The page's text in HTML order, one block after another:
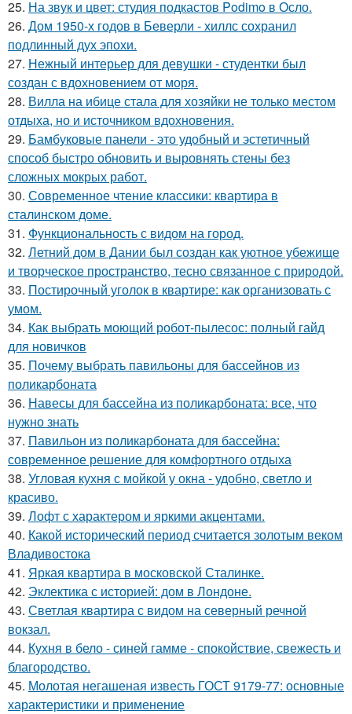
25. На звук и цвет: студия подкастов Podimo в Осло.
26. Дом 1950-х годов в Беверли - хиллс сохранил
подлинный дух эпохи.
27. Нежный интерьер для девушки - студентки был
создан с вдохновением от моря.
28. Вилла на ибице стала для хозяйки не только местом
отдыха, но и источником вдохновения.
29. Бамбуковые панели - это удобный и эстетичный
способ быстро обновить и выровнять стены без
сложных мокрых работ.
30. Современное чтение классики: квартира в
сталинском доме.
31. Функциональность с видом на город.
32. Летний дом в Дании был создан как уютное убежище
и творческое пространство, тесно связанное с природой.
33. Постирочный уголок в квартире: как организовать с
умом.
34. Как выбрать моющий робот-пылесос: полный гайд
для новичков
35. Почему выбрать павильоны для бассейнов из
поликарбоната
36. Навесы для бассейна из поликарбоната: все, что
нужно знать
37. Павильон из поликарбоната для бассейна:
современное решение для комфортного отдыха
38. Угловая кухня с мойкой у окна - удобно, светло и
красиво.
39. Лофт с характером и яркими акцентами.
40. Какой исторический период считается золотым веком
Владивостока
41. Яркая квартира в московской Сталинке.
42. Эклектика с историей: дом в Лондоне.
43. Светлая квартира с видом на северный речной
вокзал.
44. Кухня в бело - синей гамме - спокойствие, свежесть и
благородство.
45. Молотая негашеная известь ГОСТ 9179-77: основные
характеристики и применение